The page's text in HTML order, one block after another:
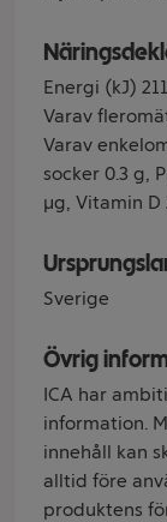
Energi (kJ)
Varav
Varav
socker 0.3 g,
µg, Vitamin D
Sverige
Övrig
ICA har
information.
innehåll kan
alltid före
produktens